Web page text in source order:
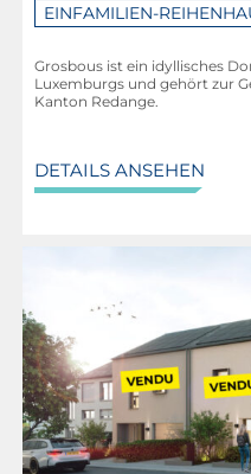
EINFAMILIEN-
Grosbous ist ein idyllisches
Luxemburgs und gehört zur
Kanton Redange.
DETAILS ANSEHEN